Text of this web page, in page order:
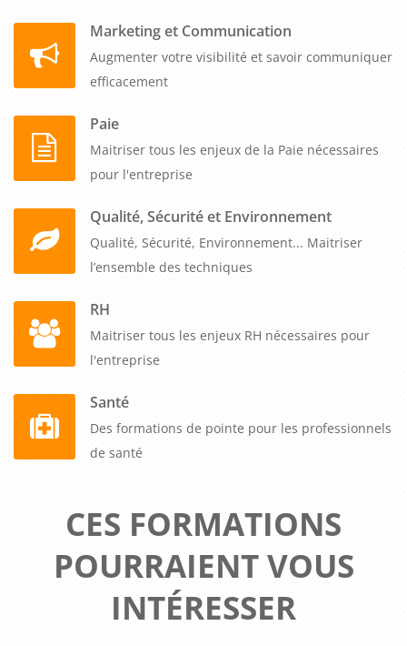
Marketing et Communication
Augmenter votre visibilité et savoir communiquer
efficacement
Paie
Maitriser tous les enjeux de la Paie nécessaires
pour l'entreprise
Qualité, Sécurité et Environnement
Qualité, Sécurité, Environnement... Maitriser
l’ensemble des techniques
RH
Maitriser tous les enjeux RH nécessaires pour
l'entreprise
Santé
Des formations de pointe pour les professionnels
de santé
CES FORMATIONS
POURRAIENT VOUS
INTÉRESSER